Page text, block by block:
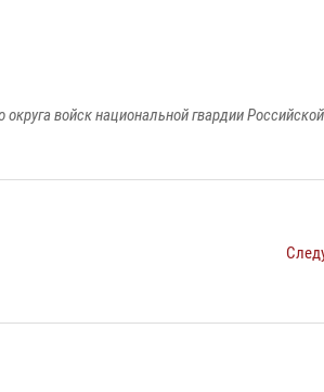
войск национальной гвардии